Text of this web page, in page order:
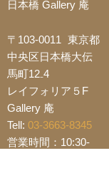
日本橋 Gallery 庵
〒103-0011 東京都
中央区日本橋大伝
馬町12₋4
レイフォリア５F
Gallery 庵
Tell: 03-3663-8345
営業時間：10:30-